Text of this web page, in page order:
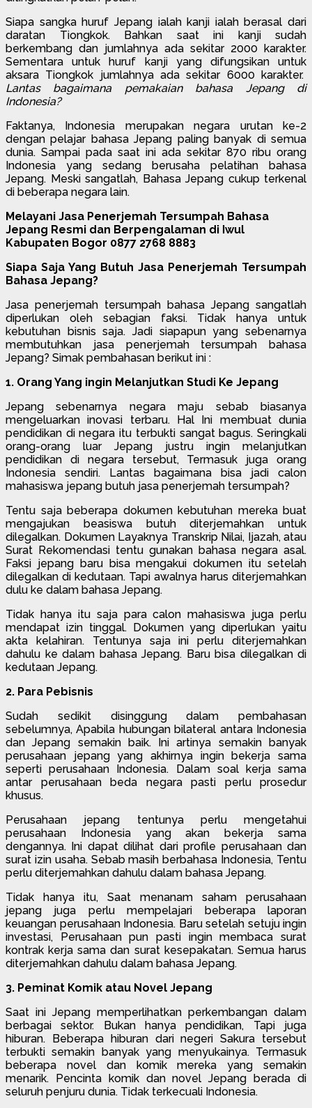
Siapa sangka huruf Jepang ialah kanji ialah berasal dari
daratan Tiongkok. Bahkan saat ini kanji sudah
berkembang dan jumlahnya ada sekitar 2000 karakter.
Sementara untuk huruf kanji yang difungsikan untuk
aksara Tiongkok jumlahnya ada sekitar 6000 karakter.
Lantas bagaimana pemakaian bahasa Jepang di
Indonesia?
Faktanya, Indonesia merupakan negara urutan ke-2
dengan pelajar bahasa Jepang paling banyak di semua
dunia. Sampai pada saat ini ada sekitar 870 ribu orang
Indonesia yang sedang berusaha pelatihan bahasa
Jepang. Meski sangatlah, Bahasa Jepang cukup terkenal
di beberapa negara lain.
Melayani Jasa Penerjemah Tersumpah Bahasa
Jepang Resmi dan Berpengalaman di Iwul
Kabupaten Bogor 0877 2768 8883
Siapa Saja Yang Butuh Jasa Penerjemah Tersumpah
Bahasa Jepang?
Jasa penerjemah tersumpah bahasa Jepang sangatlah
diperlukan oleh sebagian faksi. Tidak hanya untuk
kebutuhan bisnis saja. Jadi siapapun yang sebenarnya
membutuhkan jasa penerjemah tersumpah bahasa
Jepang? Simak pembahasan berikut ini :
1. Orang Yang ingin Melanjutkan Studi Ke Jepang
Jepang sebenarnya negara maju sebab biasanya
mengeluarkan inovasi terbaru. Hal Ini membuat dunia
pendidikan di negara itu terbukti sangat bagus. Seringkali
orang-orang luar Jepang justru ingin melanjutkan
pendidikan di negara tersebut, Termasuk juga orang
Indonesia sendiri. Lantas bagaimana bisa jadi calon
mahasiswa jepang butuh jasa penerjemah tersumpah?
Tentu saja beberapa dokumen kebutuhan mereka buat
mengajukan beasiswa butuh diterjemahkan untuk
dilegalkan. Dokumen Layaknya Transkrip Nilai, Ijazah, atau
Surat Rekomendasi tentu gunakan bahasa negara asal.
Faksi jepang baru bisa mengakui dokumen itu setelah
dilegalkan di kedutaan. Tapi awalnya harus diterjemahkan
dulu ke dalam bahasa Jepang.
Tidak hanya itu saja para calon mahasiswa juga perlu
mendapat izin tinggal. Dokumen yang diperlukan yaitu
akta kelahiran. Tentunya saja ini perlu diterjemahkan
dahulu ke dalam bahasa Jepang. Baru bisa dilegalkan di
kedutaan Jepang.
2. Para Pebisnis
Sudah sedikit disinggung dalam pembahasan
sebelumnya, Apabila hubungan bilateral antara Indonesia
dan Jepang semakin baik. Ini artinya semakin banyak
perusahaan jepang yang akhirnya ingin bekerja sama
seperti perusahaan Indonesia. Dalam soal kerja sama
antar perusahaan beda negara pasti perlu prosedur
khusus.
Perusahaan jepang tentunya perlu mengetahui
perusahaan Indonesia yang akan bekerja sama
dengannya. Ini dapat dilihat dari profile perusahaan dan
surat izin usaha. Sebab masih berbahasa Indonesia, Tentu
perlu diterjemahkan dahulu dalam bahasa Jepang.
Tidak hanya itu, Saat menanam saham perusahaan
jepang juga perlu mempelajari beberapa laporan
keuangan perusahaan Indonesia. Baru setelah setuju ingin
investasi, Perusahaan pun pasti ingin membaca surat
kontrak kerja sama dan surat kesepakatan. Semua harus
diterjemahkan dahulu dalam bahasa Jepang.
3. Peminat Komik atau Novel Jepang
Saat ini Jepang memperlihatkan perkembangan dalam
berbagai sektor. Bukan hanya pendidikan, Tapi juga
hiburan. Beberapa hiburan dari negeri Sakura tersebut
terbukti semakin banyak yang menyukainya. Termasuk
beberapa novel dan komik mereka yang semakin
menarik. Pencinta komik dan novel Jepang berada di
seluruh penjuru dunia. Tidak terkecuali Indonesia.